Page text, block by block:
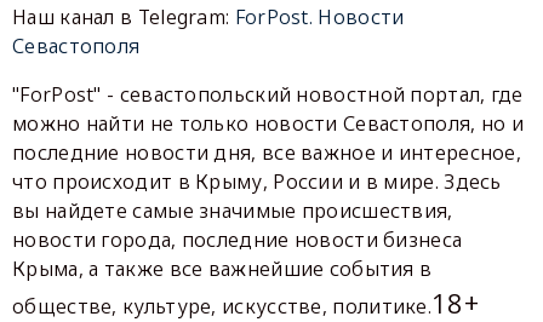
Наш канал в Telegram: ForPost. Новости
Севастополя
"ForPost" - севастопольский новостной портал, где
можно найти не только новости Севастополя, но и
последние новости дня, все важное и интересное,
что происходит в Крыму, России и в мире. Здесь
вы найдете самые значимые происшествия,
новости города, последние новости бизнеса
Крыма, а также все важнейшие события в
обществе, культуре, искусстве, политике.18+